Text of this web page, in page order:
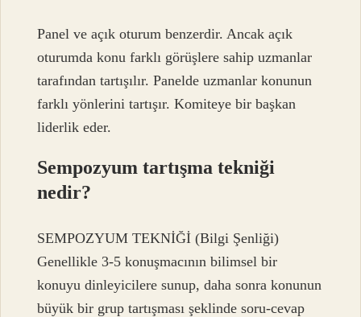
Panel ve açık oturum benzerdir. Ancak açık
oturumda konu farklı görüşlere sahip uzmanlar
tarafından tartışılır. Panelde uzmanlar konunun
farklı yönlerini tartışır. Komiteye bir başkan
liderlik eder.
Sempozyum tartışma tekniği
nedir?
SEMPOZYUM TEKNİĞİ (Bilgi Şenliği)
Genellikle 3-5 konuşmacının bilimsel bir
konuyu dinleyicilere sunup, daha sonra konunun
büyük bir grup tartışması şeklinde soru-cevap